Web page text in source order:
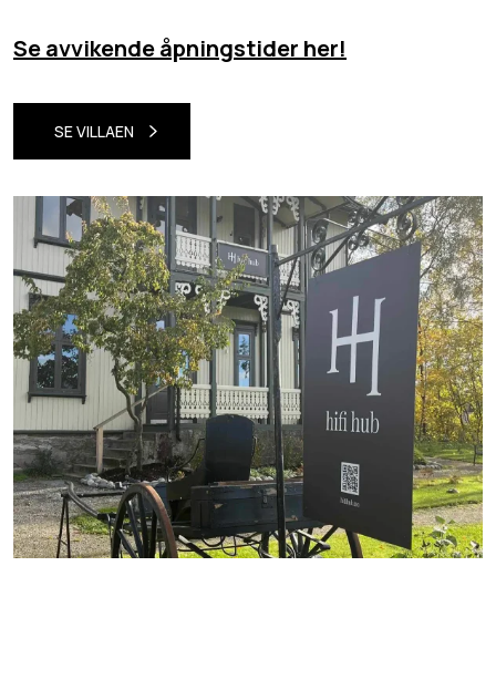
Se avvikende åpningstider her!
SE VILLAEN